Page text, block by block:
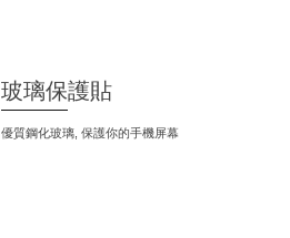
玻璃保護貼
優質鋼化玻璃, 保護你的手機屏幕